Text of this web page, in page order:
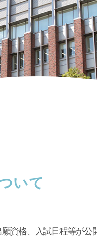
いて
資格、入試日程等が公